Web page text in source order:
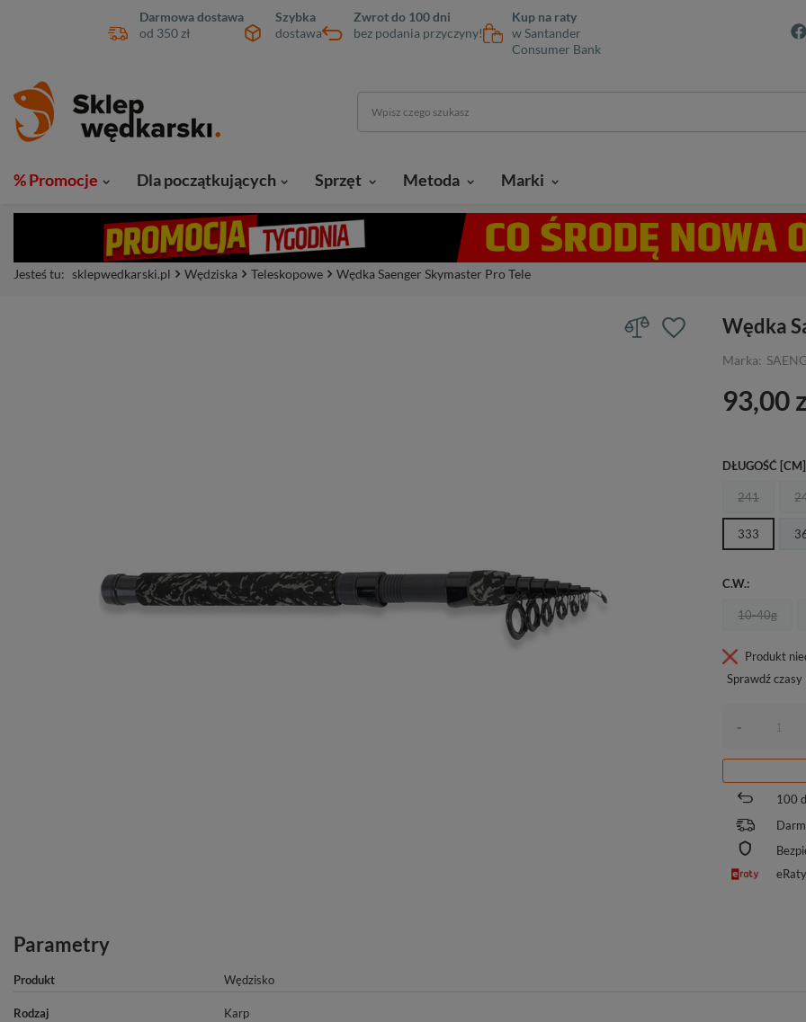
Darmowa dostawa
od 350 zł
Szybka
dostawa
Zwrot do 100 dni
bez podania przyczyny!
Kup na raty
w Santander
Consumer Bank
% Promocje Dla początkujących Sprzęt Metoda Marki
Jesteś tu: sklepwedkarski.pl Wędziska Teleskopowe Wędka Saenger Skymaster Pro Tele
Wędka
Marka:
93,00
DŁUGOŚĆ [CM]
241
333
C.W.
10-40g
Produkt
Sprawdź
-
100
Parametry
Produkt Wędzisko
Rodzaj Karp